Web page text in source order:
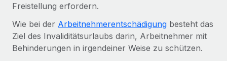
Frag unsere Expert:innen
Hilfe von Expert:innen für globale HR & Compliance
Remote Build Demnächst verfügbar
Beratung zu Integrationen und KI-Automatisierung
Insights Center
Freistellung erfordern.
Wie bei der Arbeitnehmerentschädigung besteht das
Ziel des Invaliditätsurlaubs darin, Arbeitnehmer mit
Behinderungen in irgendeiner Weise zu schützen.